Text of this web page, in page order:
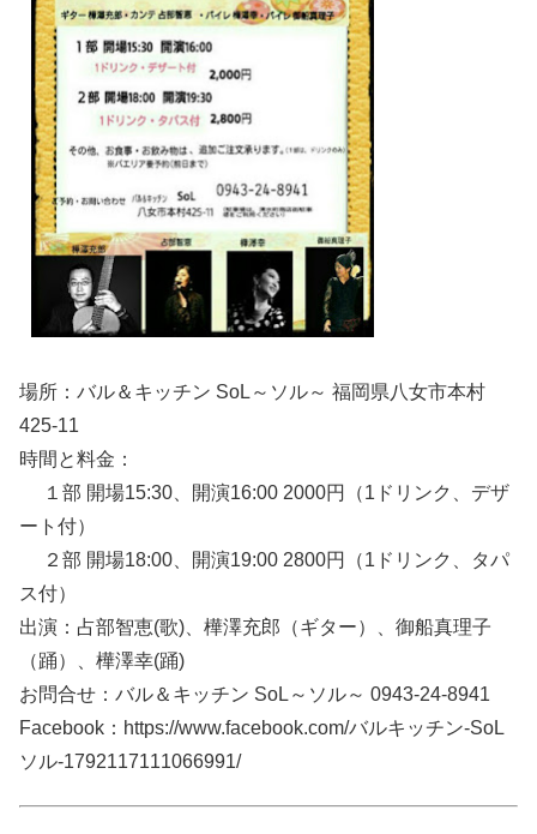
場所：バル＆キッチン SoL～ソル～ 福岡県八女市本村
425-11
時間と料金：
１部 開場15:30、開演16:00 2000円（1ドリンク、デザ
ート付）
２部 開場18:00、開演19:00 2800円（1ドリンク、タパ
ス付）
出演：占部智恵(歌)、樺澤充郎（ギター）、御船真理子
（踊）、樺澤幸(踊)
お問合せ：バル＆キッチン SoL～ソル～ 0943-24-8941
Facebook：https://www.facebook.com/バルキッチン-SoL
ソル-1792117111066991/